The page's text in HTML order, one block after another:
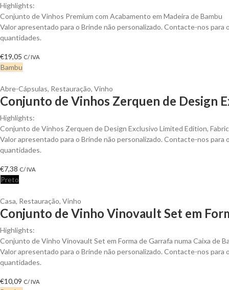
Highlights:
Conjunto de Vinhos Premium com Acabamento em Madeira de Bambu
Valor apresentado para o Brinde não personalizado. Contacte-nos
quantidades.
€19,05 C/ IVA
Bambu
Abre-Cápsulas, Restauração, Vinho
Conjunto de Vinhos Zerquen de Design
Highlights:
Conjunto de Vinhos Zerquen de Design Exclusivo Limited Edition,
Valor apresentado para o Brinde não personalizado. Contacte-nos
quantidades.
€7,38 C/ IVA
Preto
Casa, Restauração, Vinho
Conjunto de Vinho Vinovault Set em
Highlights:
Conjunto de Vinho Vinovault Set em Forma de Garrafa numa Caixa de
Valor apresentado para o Brinde não personalizado. Contacte-nos
quantidades.
€10,09 C/ IVA